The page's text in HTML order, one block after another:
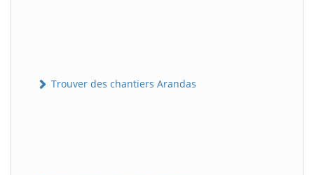
Trouver des chantiers Arandas